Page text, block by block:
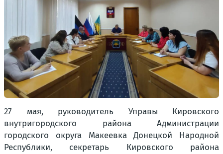
27 мая, руководитель Управы Кировского
внутригородского района Администрации
городского округа Макеевка Донецкой Народной
Республики, секретарь Кировского района